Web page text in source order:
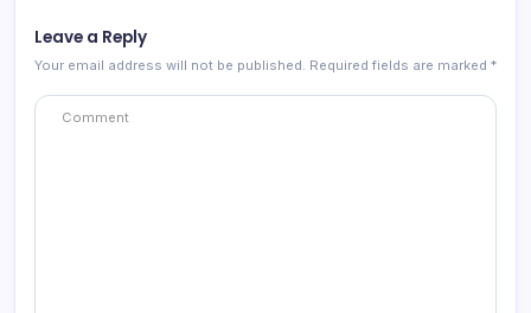
Leave a Reply
Your email address will not be published. Required fields are marked *